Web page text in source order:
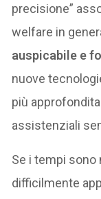
precisione”
welfare in
auspicabile e
nuove
più
assistenziali
Se i tempi sono
difficilmente